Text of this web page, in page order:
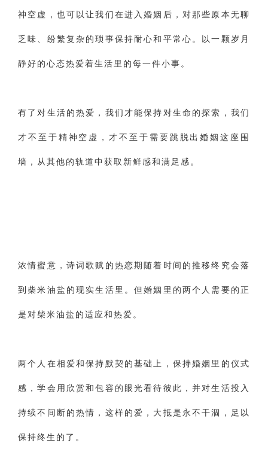
神空虚，也可以让我们在进入婚姻后，对那些原本无聊
乏味、纷繁复杂的琐事保持耐心和平常心。以一颗岁月
静好的心态热爱着生活里的每一件小事。
有了对生活的热爱，我们才能保持对生命的探索，我们
才不至于精神空虚，才不至于需要跳脱出婚姻这座围
墙，从其他的轨道中获取新鲜感和满足感。
浓情蜜意，诗词歌赋的热恋期随着时间的推移终究会落
到柴米油盐的现实生活里。但婚姻里的两个人需要的正
是对柴米油盐的适应和热爱。
两个人在相爱和保持默契的基础上，保持婚姻里的仪式
感，学会用欣赏和包容的眼光看待彼此，并对生活投入
持续不间断的热情，这样的爱，大抵是永不干涸，足以
保持终生的了。